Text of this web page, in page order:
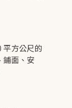
方公尺的
鋪面、安